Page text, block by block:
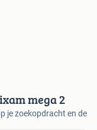
mega 2
je zoekopdracht en de